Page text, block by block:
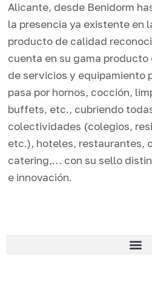
Alicante, desde Benidorm
la presencia ya existente en
producto de calidad
cuenta en su gama producto
de servicios y equipamiento
pasa por hornos, cocción,
buffets, etc., cubriendo
colectividades (colegios,
etc.), hoteles, restaurantes,
catering,… con su sello
e innovación.